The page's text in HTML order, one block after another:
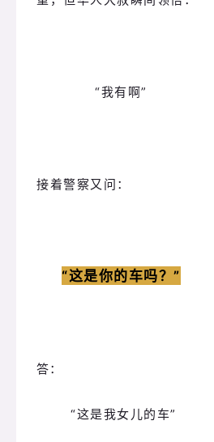
“我有啊”
接着警察又问：
“这是你的车吗？”
答：
“这是我女儿的车”